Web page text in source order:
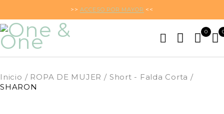
>>ACCESO POR MAYOR <<
0
Inicio / ROPA DE MUJER / Short - Falda Corta /
SHARON